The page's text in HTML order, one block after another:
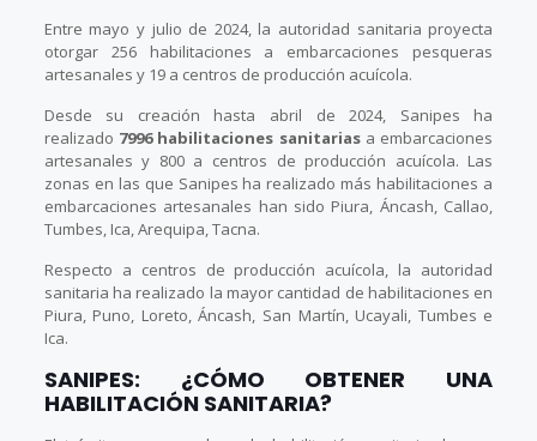
Entre mayo y julio de 2024, la autoridad sanitaria proyecta
otorgar 256 habilitaciones a embarcaciones pesqueras
artesanales y 19 a centros de producción acuícola.
Desde su creación hasta abril de 2024, Sanipes ha
realizado 7996 habilitaciones sanitariasa embarcaciones
artesanales y 800 a centros de producción acuícola. Las
zonas en las que Sanipes ha realizado más habilitaciones a
embarcaciones artesanales han sido Piura, Áncash, Callao,
Tumbes, Ica, Arequipa, Tacna.
Respecto a centros de producción acuícola, la autoridad
sanitaria ha realizado la mayor cantidad de habilitaciones en
Piura, Puno, Loreto, Áncash, San Martín, Ucayali, Tumbes e
Ica.
SANIPES: ¿CÓMO OBTENER UNA
HABILITACIÓN SANITARIA?